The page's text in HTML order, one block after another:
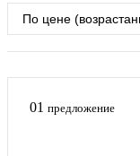
01 предложение